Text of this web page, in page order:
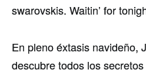
swarovskis. Waitin’ for
En pleno éxtasis navideño,
descubre todos los